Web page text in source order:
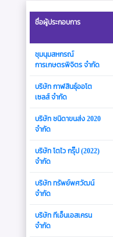
ชื่อผู้ประกอบการ
ชุมนุมสหกรณ์
การเกษตรพิจิตร จำกัด
บริษัท กาฬสินธุ์ออโต
เซลส์ จำกัด
บริษัท ชนิดาขนส่ง 2020
จำกัด
บริษัท โตไว กรุ๊ป (2022)
จำกัด
บริษัท ทรัพย์พศวัฒน์
จำกัด
บริษัท ทีเอ็นเอสเครน
จำกัด